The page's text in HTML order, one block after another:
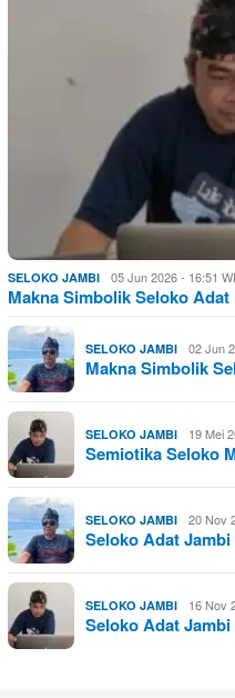
SELOKO JAMBI 05 Jun 2026 - 16:51
Makna Simbolik Seloko
SELOKO JAMBI 02 Jun
Makna Simbolik
SELOKO JAMBI 19 Mei
Semiotika Seloko
SELOKO JAMBI 20 Nov
Seloko Adat
SELOKO JAMBI 16 Nov
Seloko Adat